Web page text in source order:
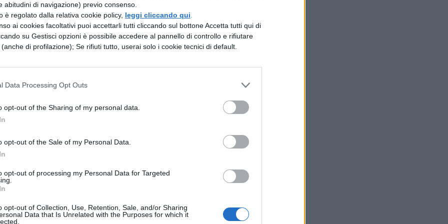
abitudini di navigazione) previo consenso.
è regolato dalla relativa cookie policy, leggi cliccando qui
ai cookies facoltativi puoi accettarli tutti cliccando sul bottone Accetta tutti qui di
su Gestisci opzioni è possibile accedere al pannello di controllo e rifiutare
di profilazione); Se rifiuti tutto, userai solo i cookie tecnici di default.
Data Processing Opt Outs
opt-out of the Sharing of my personal data.
opt-out of the Sale of my Personal Data.
opt-out of processing my Personal Data for Targeted
opt-out of Collection, Use, Retention, Sale, and/or Sharing
Data that Is Unrelated with the Purposes for which it
dell’istituto
gli studenti di questa scuola è medio, infatti il
e servizi. Ha concluso la preside: “
in difficoltà. Il rapporto tra alunni e insegnanti è
è favorevole: si respira aria di comunità
funziona Eduscopio
che diffonde
gli studenti agli studi universitari o al mondo del